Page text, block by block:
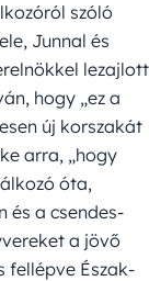
szóló
Junnal és
lezajlott
hogy „ez a
új korszakát
arra, „hogy
óta,
és a csendes-
a jövő
fellépve Észak-